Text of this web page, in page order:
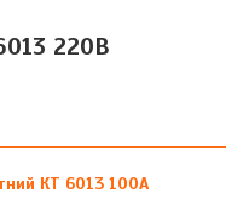
220В
КТ 6013 100А